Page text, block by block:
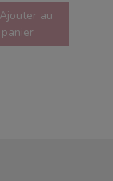
Ajouter au
panier